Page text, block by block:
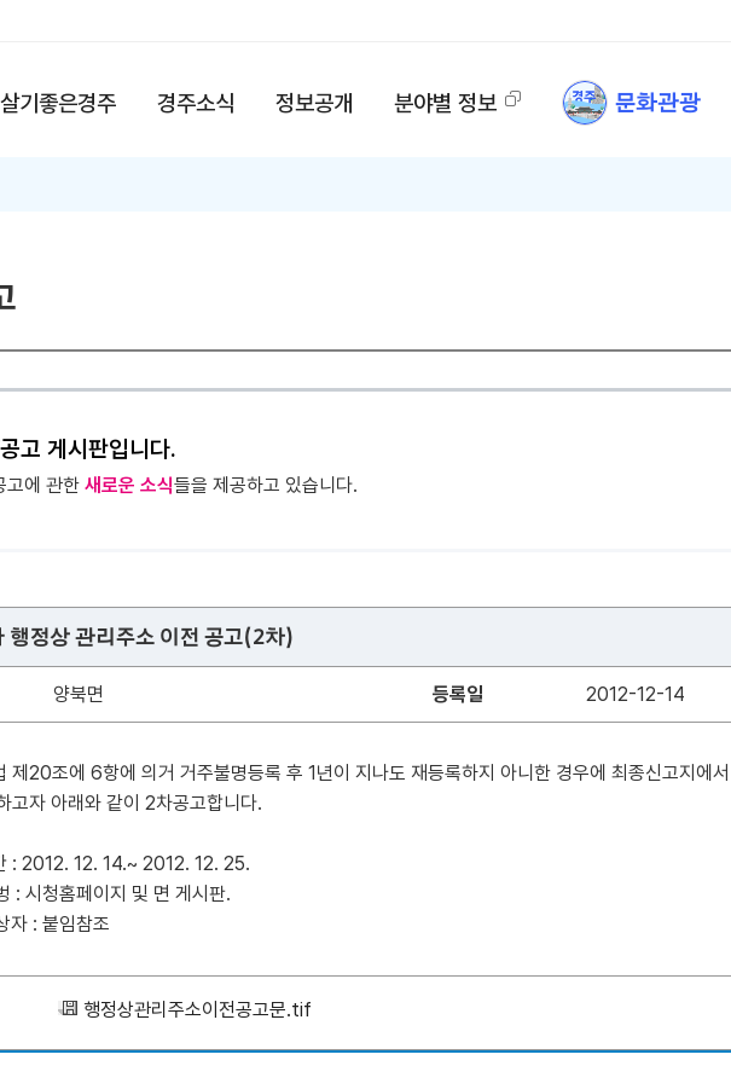
살기좋은경주 경주소식 정보공개 분야별 정보 문화관광
고 게시판입니다.
고에 관한 새로운 소식들을 제공하고 있습니다.
행정상 관리주소 이전 공고(2차)
양북면 등록일 2012-12-14
제20조에 6항에 의거 거주불명등록 후 1년이 지나도 재등록하지 아니한 경우에 최종신고지에
고자 아래와 같이 2차공고합니다.
: 2012. 12. 14.~ 2012. 12. 25.
: 시청홈페이지 및 면 게시판.
자 : 붙임참조
행정상관리주소이전공고문.tif